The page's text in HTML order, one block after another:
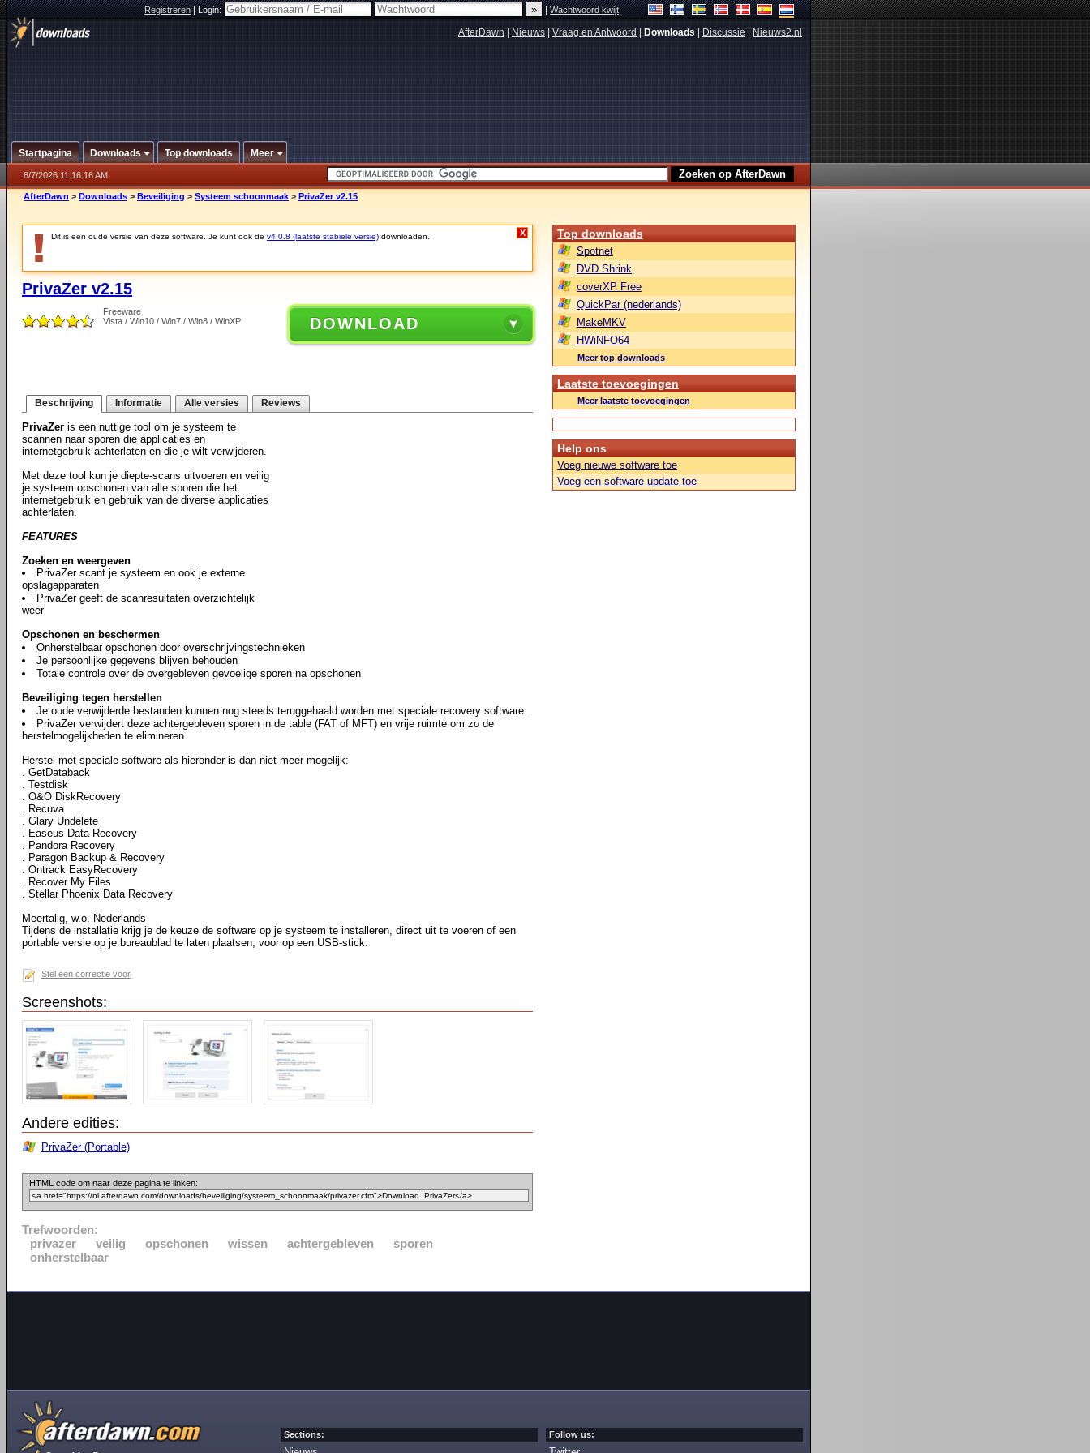
Registreren|Login: |Wachtwoord kwijt
AfterDawn Nieuws Vraag en Antwoord Downloads Discussie Nieuws2.nl
Startpagina Downloads Top downloads Meer
8/7/2026 11:16:16 AM
AfterDawn > Downloads > Beveiliging > Systeem schoonmaak > PrivaZer v2.15
Dit is een oude versie van deze software. Je kunt ook de v4.0.8 (laatste stabiele versie) downloaden. X
PrivaZer v2.15
Freeware
Vista / Win10 / Win7 / Win8 / WinXP
DOWNLOAD
Beschrijving Informatie Alle versies Reviews
PrivaZer is een nuttige tool om je systeem te
scannen naar sporen die applicaties en
internetgebruik achterlaten en die je wilt verwijderen.
Met deze tool kun je diepte-scans uitvoeren en veilig
je systeem opschonen van alle sporen die het
internetgebruik en gebruik van de diverse applicaties
achterlaten.
FEATURES
Zoeken en weergeven
PrivaZer scant je systeem en ook je externe
opslagapparaten
PrivaZer geeft de scanresultaten overzichtelijk
weer
Opschonen en beschermen
Onherstelbaar opschonen door overschrijvingstechnieken
Je persoonlijke gegevens blijven behouden
Totale controle over de overgebleven gevoelige sporen na opschonen
Beveiliging tegen herstellen
Je oude verwijderde bestanden kunnen nog steeds teruggehaald worden met speciale recovery software.
PrivaZer verwijdert deze achtergebleven sporen in de table (FAT of MFT) en vrije ruimte om zo de
herstelmogelijkheden te elimineren.
Herstel met speciale software als hieronder is dan niet meer mogelijk:
. GetDataback
. Testdisk
. O&O DiskRecovery
. Recuva
. Glary Undelete
. Easeus Data Recovery
. Pandora Recovery
. Paragon Backup & Recovery
. Ontrack EasyRecovery
. Recover My Files
. Stellar Phoenix Data Recovery
Meertalig, w.o. Nederlands
Tijdens de installatie krijg je de keuze de software op je systeem te installeren, direct uit te voeren of een
portable versie op je bureaublad te laten plaatsen, voor op een USB-stick.
Stel een correctie voor
Screenshots:
Andere edities:
PrivaZer (Portable)
HTML code om naar deze pagina te linken:
Trefwoorden:
privazer
veilig opschonen wissen achtergebleven
sporen
onherstelbaar
Top downloads
Spotnet
DVD Shrink
coverXP Free
QuickPar (nederlands)
MakeMKV
HWiNFO64
Meer top downloads
Laatste toevoegingen
Meer laatste toevoegingen
Help ons
Voeg nieuwe software toe
Voeg een software update toe
Sections: Follow us: